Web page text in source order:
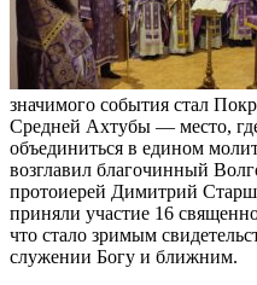
значимого события стал
Средней Ахтубы — место,
объединиться в едином
возглавил благочинный
протоиерей Димитрий
приняли участие 16
что стало зримым
служении Богу и ближним.